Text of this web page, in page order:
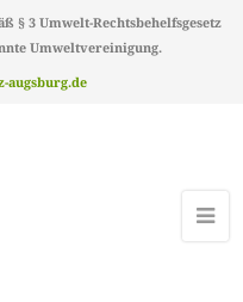
§ 3 Umwelt-Rechtsbehelfsgesetz
Umweltvereinigung.
augsburg.de